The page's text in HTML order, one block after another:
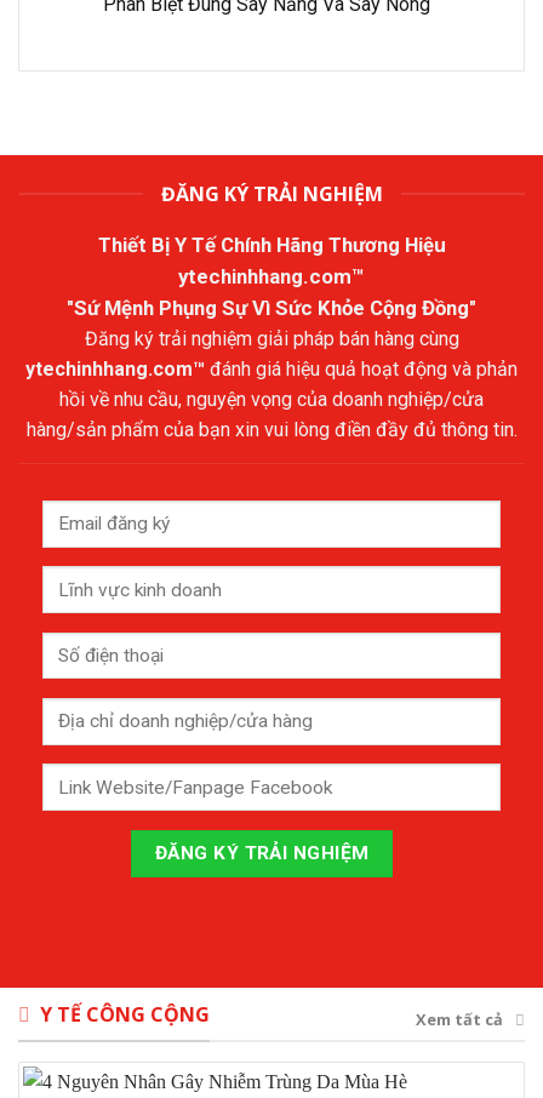
ĐĂNG KÝ TRẢI NGHIỆM
Thiết Bị Y Tế Chính Hãng Thương Hiệu
ytechinhhang.com™
"Sứ Mệnh Phụng Sự Vì Sức Khỏe Cộng Đồng"
Đăng ký trải nghiệm giải pháp bán hàng cùng
ytechinhhang.com™ đánh giá hiệu quả hoạt động và phản
hồi về nhu cầu, nguyện vọng của doanh nghiệp/cửa
hàng/sản phẩm của bạn xin vui lòng điền đầy đủ thông tin.
Y TẾ CÔNG CỘNG Xem tất cả